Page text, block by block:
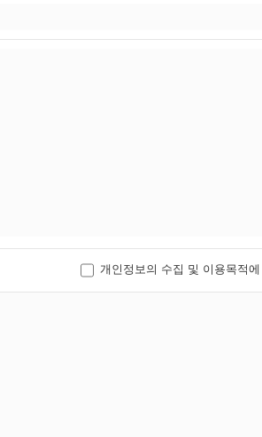
개인정보의 수집 및 이용목적